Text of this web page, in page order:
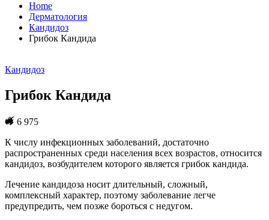
Home
Дерматология
Кандидоз
Грибок Кандида
Кандидоз
Грибок Кандида
6 975
К числу инфекционных заболеваний, достаточно
распространенных среди населения всех возрастов, относится
кандидоз, возбудителем которого является грибок кандида.
Лечение кандидоза носит длительный, сложный,
комплексный характер, поэтому заболевание легче
предупредить, чем позже бороться с недугом.